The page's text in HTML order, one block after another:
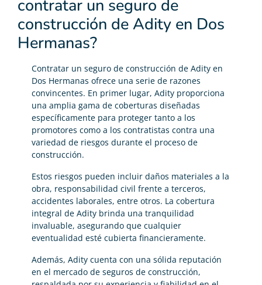
contratar un seguro de
construcción de Adity en Dos
Hermanas?
Contratar un seguro de construcción de Adity en
Dos Hermanas ofrece una serie de razones
convincentes. En primer lugar, Adity proporciona
una amplia gama de coberturas diseñadas
específicamente para proteger tanto a los
promotores como a los contratistas contra una
variedad de riesgos durante el proceso de
construcción.
Estos riesgos pueden incluir daños materiales a la
obra, responsabilidad civil frente a terceros,
accidentes laborales, entre otros. La cobertura
integral de Adity brinda una tranquilidad
invaluable, asegurando que cualquier
eventualidad esté cubierta financieramente.
Además, Adity cuenta con una sólida reputación
en el mercado de seguros de construcción,